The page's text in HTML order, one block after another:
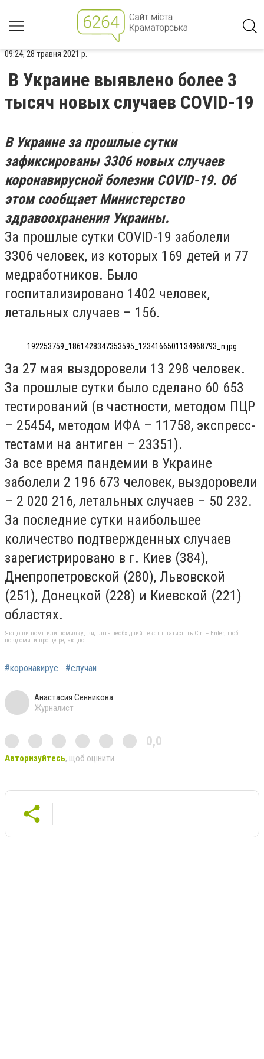
09:24, 28 травня 2021 р.
В Украине выявлено более 3
тысяч новых случаев COVID-19
В Украине за прошлые сутки
зафиксированы 3306 новых случаев
коронавирусной болезни COVID-19. Об
этом сообщает Министерство
здравоохранения Украины.
За прошлые сутки COVID-19 заболели
3306 человек, из которых 169 детей и 77
медработников. Было
госпитализировано 1402 человек,
летальных случаев – 156.
192253759_1861428347353595_1234166501134968793_n.jpg
За 27 мая выздоровели 13 298 человек.
За прошлые сутки было сделано 60 653
тестирований (в частности, методом ПЦР
– 25454, методом ИФА – 11758, экспресс-
тестами на антиген – 23351).
За все время пандемии в Украине
заболели 2 196 673 человек, выздоровели
– 2 020 216, летальных случаев – 50 232.
За последние сутки наибольшее
количество подтвержденных случаев
зарегистрировано в г. Киев (384),
Днепропетровской (280), Львовской
(251), Донецкой (228) и Киевской (221)
областях.
Якщо ви помітили помилку, виділіть необхідний текст і натисніть Ctrl + Enter, щоб
повідомити про це редакцію
#коронавирус #случаи
Анастасия Сенникова
Журналист
0,0
Авторизуйтесь, щоб оцінити